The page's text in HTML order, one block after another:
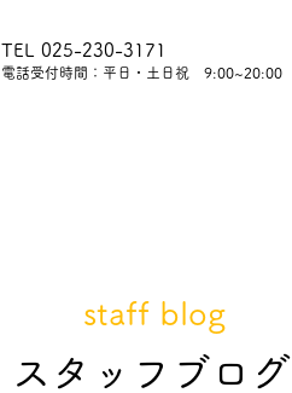
TEL 025-230-3171
​電話受付時間：平日・土日祝 9:00~20:00
​スタッフブログ
staff blog